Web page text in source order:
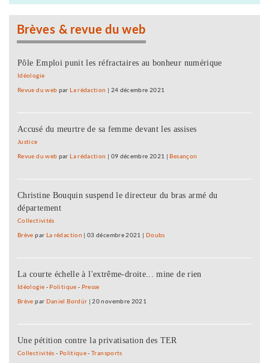
Brèves & revue du web
Pôle Emploi punit les réfractaires au bonheur numérique
Idéologie
Revue du web parLa rédaction | 24 décembre 2021
Accusé du meurtre de sa femme devant les assises
Justice
Revue du web parLa rédaction | 09 décembre 2021 |Besançon
Christine Bouquin suspend le directeur du bras armé du
département
Collectivités
Brève par La rédaction |03 décembre 2021 | Doubs
La courte échelle à l'extrême-droite... mine de rien
Idéologie - Politique - Presse
Brève par Daniel Bordür |20 novembre 2021
Une pétition contre la privatisation des TER
Collectivités - Politique-Transports